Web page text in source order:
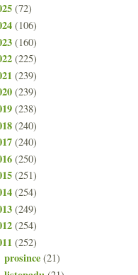
(72)
(106)
(160)
(225)
(239)
(239)
(238)
(240)
(240)
(250)
(251)
(254)
(249)
(254)
(252)
prosince(21)